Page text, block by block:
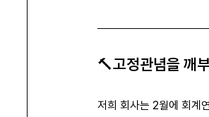
🔨고정관념을 깨
저희 회사는 2월에 회계